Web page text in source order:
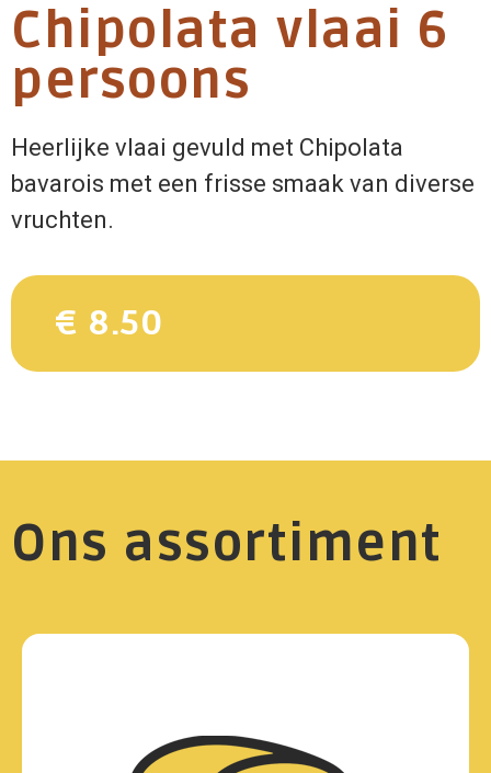
Chipolata vlaai 6
persoons
Heerlijke vlaai gevuld met Chipolata
bavarois met een frisse smaak van diverse
vruchten.
€ 8.50
Ons assortiment